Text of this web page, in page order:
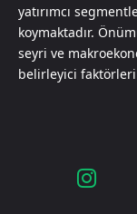
yatırımcı
koymaktadır.
seyri ve
belirleyici faktörleri